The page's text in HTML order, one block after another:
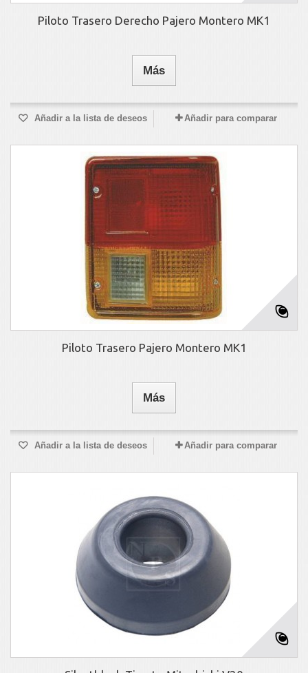
Piloto Trasero Derecho Pajero Montero MK1
Más
Añadir a la lista de deseos Añadir para comparar
Piloto Trasero Pajero Montero MK1
Más
Añadir a la lista de deseos Añadir para comparar